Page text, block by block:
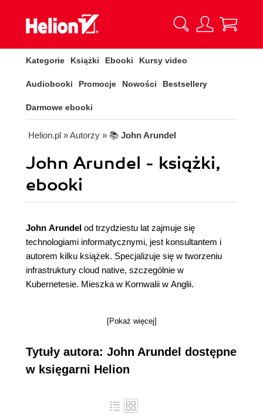
Kategorie Książki Ebooki Kursy video
Audiobooki Promocje Nowości Bestsellery
Darmowe ebooki
Helion.pl » Autorzy » 📚 John Arundel
John Arundel - książki,
ebooki
John Arundel od trzydziestu lat zajmuje się
technologiami informatycznymi, jest konsultantem i
autorem kilku książek. Specjalizuje się w tworzeniu
infrastruktury cloud native, szczególnie w
Kubernetesie. Mieszka w Kornwalii w Anglii.
[Pokaż więcej]
Tytuły autora: John Arundel dostępne
w księgarni Helion